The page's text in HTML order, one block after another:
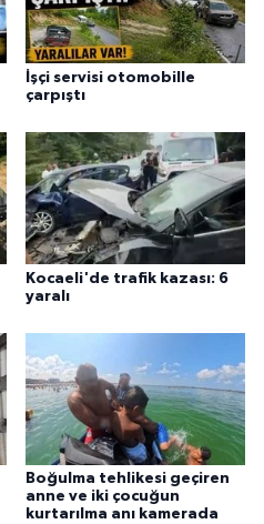
İşçi servisi otomobille
çarpıştı
Kocaeli'de trafik kazası: 6
yaralı
Boğulma tehlikesi geçiren
anne ve iki çocuğun
kurtarılma anı kamerada